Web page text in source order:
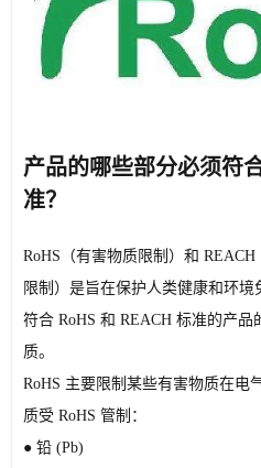
产品的哪些部分必须符
准？
RoHS（有害物质限制）和
限制）是旨在保护人类健康和环
符合 RoHS 和 REACH 标准的产
质。
RoHS 主要限制某些有害物质在电
质受 RoHS 管制：
● 铅 (Pb)